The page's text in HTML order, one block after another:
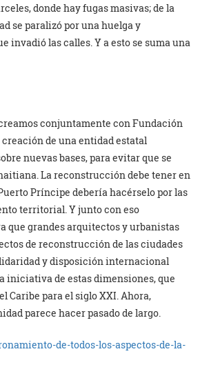
donde hay fugas masivas; de la
se paralizó por una huelga y
invadió las calles. Y a esto se suma una
conjuntamente con Fundación
de una entidad estatal
nuevas bases, para evitar que se
La reconstrucción debe tener en
Príncipe debería hacérselo por las
territorial. Y junto con eso
que grandes arquitectos y urbanistas
de reconstrucción de las ciudades
y disposición internacional
iniciativa de estas dimensiones, que
Caribe para el siglo XXI. Ahora,
parece hacer pasado de largo.
de-todos-los-aspectos-de-la-